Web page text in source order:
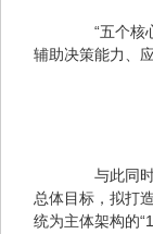
“五个核心
辅助决策能力、
与此同时
总体目标，拟打
统为主体架构的